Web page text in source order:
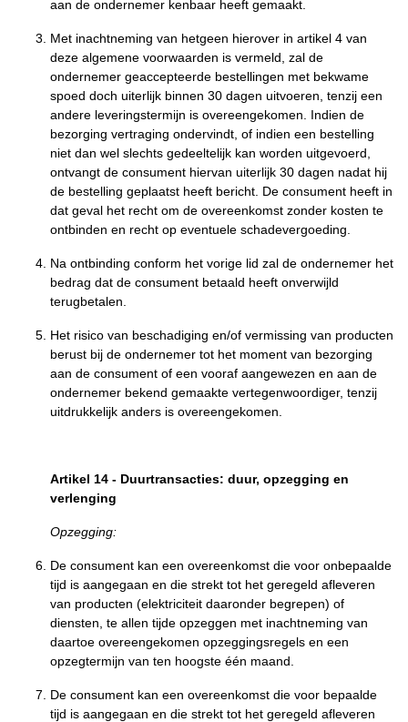
aan de ondernemer kenbaar heeft gemaakt.
Met inachtneming van hetgeen hierover in artikel 4 van
deze algemene voorwaarden is vermeld, zal de
ondernemer geaccepteerde bestellingen met bekwame
spoed doch uiterlijk binnen 30 dagen uitvoeren, tenzij een
andere leveringstermijn is overeengekomen. Indien de
bezorging vertraging ondervindt, of indien een bestelling
niet dan wel slechts gedeeltelijk kan worden uitgevoerd,
ontvangt de consument hiervan uiterlijk 30 dagen nadat hij
de bestelling geplaatst heeft bericht. De consument heeft in
dat geval het recht om de overeenkomst zonder kosten te
ontbinden en recht op eventuele schadevergoeding.
Na ontbinding conform het vorige lid zal de ondernemer het
bedrag dat de consument betaald heeft onverwijld
terugbetalen.
Het risico van beschadiging en/of vermissing van producten
berust bij de ondernemer tot het moment van bezorging
aan de consument of een vooraf aangewezen en aan de
ondernemer bekend gemaakte vertegenwoordiger, tenzij
uitdrukkelijk anders is overeengekomen.
Artikel 14 - Duurtransacties: duur, opzegging en
verlenging
Opzegging:
De consument kan een overeenkomst die voor onbepaalde
tijd is aangegaan en die strekt tot het geregeld afleveren
van producten (elektriciteit daaronder begrepen) of
diensten, te allen tijde opzeggen met inachtneming van
daartoe overeengekomen opzeggingsregels en een
opzegtermijn van ten hoogste één maand.
De consument kan een overeenkomst die voor bepaalde
tijd is aangegaan en die strekt tot het geregeld afleveren